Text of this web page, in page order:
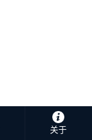
关于